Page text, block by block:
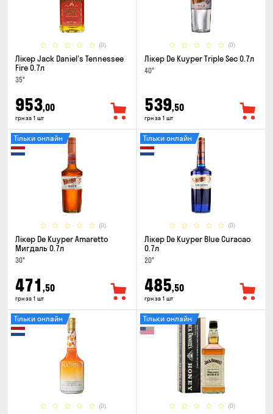
(0)
Лікер Jack Daniel's Tennessee
Fire 0.7л
35°
953,00
грн за 1 шт
(0)
Лікер De Kuyper Triple Sec 0.7л
40°
539,50
грн за 1 шт
(0)
Тільки онлайн
Лікер De Kuyper Amaretto
Мигдаль 0.7л
30°
471 ,50
грн за 1 шт
(0)
Тільки онлайн
Лікер De Kuyper Blue Curacao
0.7л
20°
485,50
грн за 1 шт
(0)
Тільки онлайн
(0)
Тільки онлайн